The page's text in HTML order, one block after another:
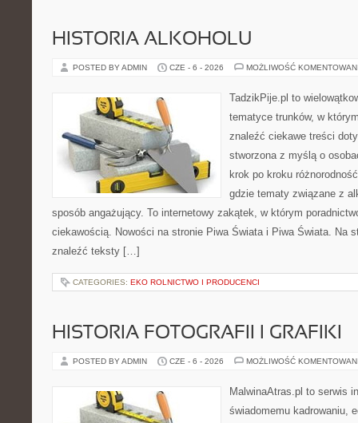
HISTORIA ALKOHOLU
POSTED BY ADMIN CZE - 6 - 2026 MOŻLIWOŚĆ
TadzikPije.pl to
tematyce trunków, w
znaleźć ciekawe treści
stworzona z myślą o
krok po kroku
gdzie tematy związane z
sposób angażujący. To internetowy zakątek, w którym
ciekawością. Nowości na stronie Piwa Świata i Piwa Świata. Na
znaleźć teksty […]
CATEGORIES: EKO ROLNICTWO I PRODUCENCI
HISTORIA FOTOGRAFII I GRAFIKI
POSTED BY ADMIN CZE - 6 - 2026 MOŻLIWOŚĆ
MalwinaAtras.pl to serwis
świadomemu kadrowaniu,